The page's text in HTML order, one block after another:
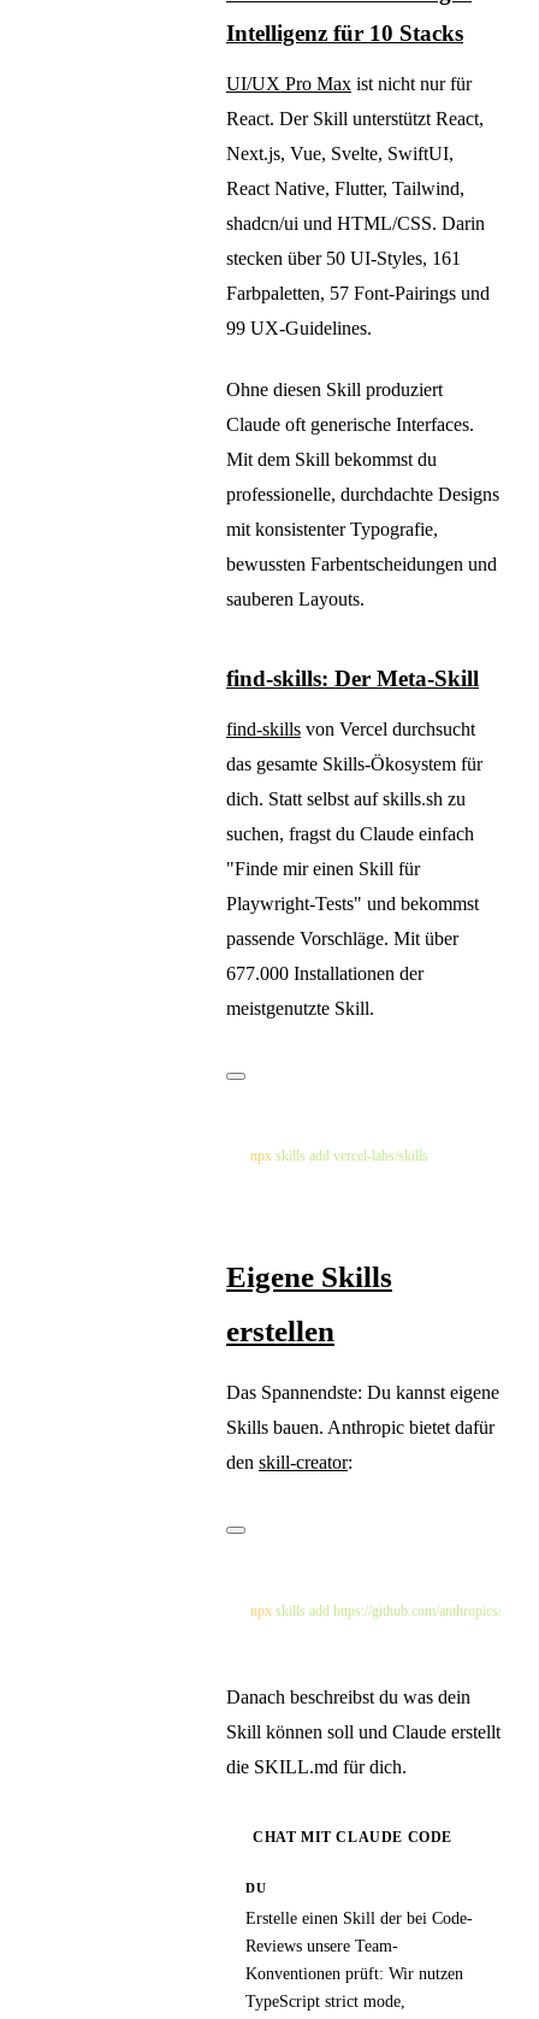
Intelligenz für 10 Stacks
UI/UX Pro Max ist nicht nur für
React. Der Skill unterstützt React,
Next.js, Vue, Svelte, SwiftUI,
React Native, Flutter, Tailwind,
shadcn/ui und HTML/CSS. Darin
stecken über 50 UI-Styles, 161
Farbpaletten, 57 Font-Pairings und
99 UX-Guidelines.
Ohne diesen Skill produziert
Claude oft generische Interfaces.
Mit dem Skill bekommst du
professionelle, durchdachte Designs
mit konsistenter Typografie,
bewussten Farbentscheidungen und
sauberen Layouts.
find-skills: Der Meta-Skill
find-skills von Vercel durchsucht
das gesamte Skills-Ökosystem für
dich. Statt selbst auf skills.sh zu
suchen, fragst du Claude einfach
"Finde mir einen Skill für
Playwright-Tests" und bekommst
passende Vorschläge. Mit über
677.000 Installationen der
meistgenutzte Skill.
npx skills add
Eigene Skills
erstellen
Das Spannendste: Du kannst eigene
Skills bauen. Anthropic bietet dafür
den skill-creator:
npx skills add https://github.com/anthropics/skills
Danach beschreibst du was dein
Skill können soll und Claude erstellt
die SKILL.md für dich.
CHAT MIT CLAUDE CODE
DU
Erstelle einen Skill der bei Code-
Reviews unsere Team-
Konventionen prüft: Wir nutzen
TypeScript strict mode,